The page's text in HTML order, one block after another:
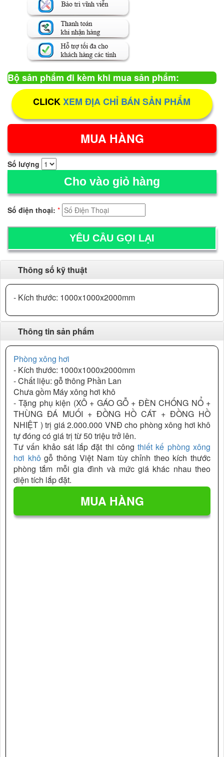
Bộ sản phẩm đi kèm khi mua sản phẩm:
CLICKXEM ĐỊA CHỈ BÁN SẢN PHẨM
Số lượng
Cho vào giỏ hàng
Số điện thoại: *
Thông số kỹ thuật
- Kích thước: 1000x1000x2000mm
Thông tin sản phẩm
Phòng xông hơi
- Kích thước: 1000x1000x2000mm
- Chất liệu: gỗ thông Phần Lan
Chưa gồm Máy xông hơi khô
- Tặng phụ kiện (XÔ + GÁO GỖ + ĐÈN CHỐNG NỔ +
THÙNG ĐÁ MUỐI + ĐỒNG HỒ CÁT + ĐỒNG HỒ
NHIỆT ) trị giá 2.000.000 VNĐ cho phòng xông hơi khô
tự đóng có giá trị từ 50 triệu trở lên.
Tư vấn khảo sát lắp đặt thi côngthiết kế phòng xông
hơi khôgỗ thông Việt Nam tùy chỉnh theo kích thước
phòng tắm mỗi gia đình và mức giá khác nhau theo
diện tích lắp đặt.